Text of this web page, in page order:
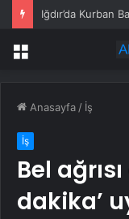
Iğdır’da Kurban
Menü
Anasayfa / İş
İş
Bel
dakika’